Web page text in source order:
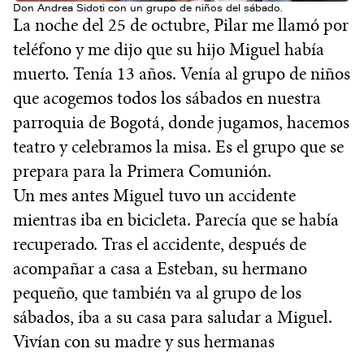
Don Andrea Sidoti con un grupo de niños del sábado.
La noche del 25 de octubre, Pilar me llamó por
teléfono y me dijo que su hijo Miguel había
muerto. Tenía 13 años. Venía al grupo de niños
que acogemos todos los sábados en nuestra
parroquia de Bogotá, donde jugamos, hacemos
teatro y celebramos la misa. Es el grupo que se
prepara para la Primera Comunión.
Un mes antes Miguel tuvo un accidente
mientras iba en bicicleta. Parecía que se había
recuperado. Tras el accidente, después de
acompañar a casa a Esteban, su hermano
pequeño, que también va al grupo de los
sábados, iba a su casa para saludar a Miguel.
Vivían con su madre y sus hermanas